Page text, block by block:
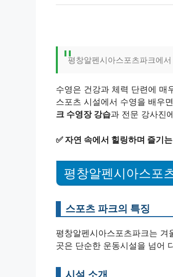
평창알펜시아스포츠파크에
수영은 건강과 체력 단련에 매
스포츠 시설에서 수영을 배우
크 수영장 강습과 전문 강사진
✅ 자연 속에서 힐링하며 즐기
평창알펜시아스포
스포츠 파크의 특징
평창알펜시아스포츠파크는 겨
곳은 단순한 운동시설을 넘어
시설 소개